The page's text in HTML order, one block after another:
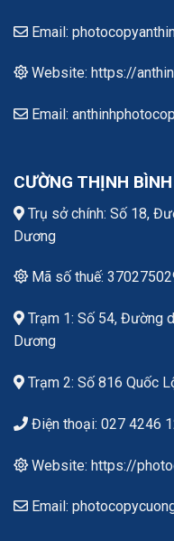
Email:
Website: https://
Email:
CƯỜNG THỊNH
Trụ sở chính: Số 18,
Dương
Mã số thuế:
Trạm 1: Số 54, Đường
Dương
Trạm 2: Số 816 Quốc
Điện thoại: 027 4246
Website: https://
Email: